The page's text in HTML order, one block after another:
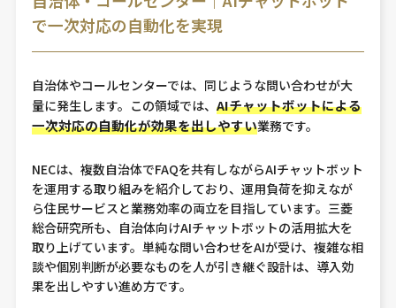
で一次対応の自動化を実現
自治体やコールセンターでは、同じような問い合わせが大
量に発生します。この領域では、 AIチャットボットによる
一次対応の自動化が効果を出しやすい業務です。
NECは、複数自治体でFAQを共有しながらAIチャットボット
を運用する取り組みを紹介しており、運用負荷を抑えなが
ら住民サービスと業務効率の両立を目指しています。三菱
総合研究所も、自治体向けAIチャットボットの活用拡大を
取り上げています。単純な問い合わせをAIが受け、複雑な相
談や個別判断が必要なものを人が引き継ぐ設計は、導入効
果を出しやすい進め方です。